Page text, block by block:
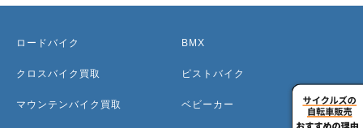
ロードバイク
クロスバイク買取
マウンテンバイク買取
BMX
ピストバイク
ベビーカー